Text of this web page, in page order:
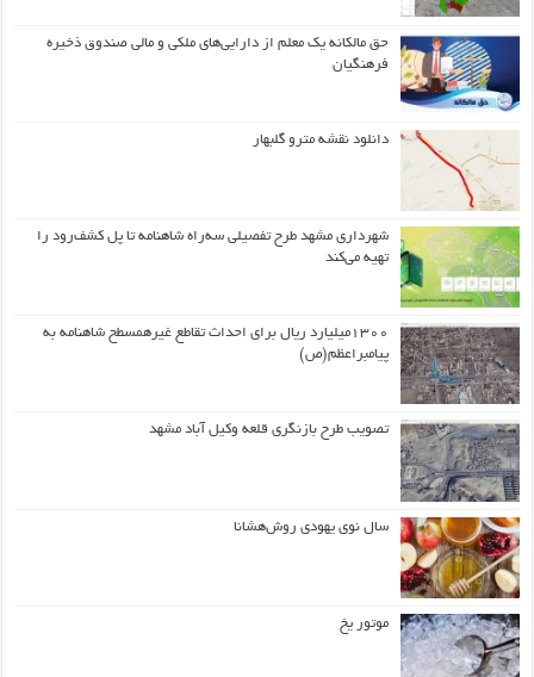
حق مالکانه یک معلم از دارایی‌های ملکی و مالی صندوق ذخیره
فرهنگیان
دانلود نقشه مترو گلبهار
شهرداری مشهد طرح تفصیلی سه‌راه شاهنامه تا پل کشف‌رود را
تهیه می‌کند
۱۳۰۰میلیارد ریال برای احداث تقاطع غیرهمسطح شاهنامه به
پیامبراعظم(ص)
تصویب طرح بازنگری قلعه وکیل آباد مشهد
سال نوی یهودی روش‌هشانا
موتور یخ